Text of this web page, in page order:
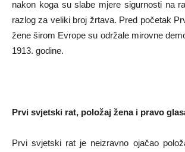
nakon koga su slabe mjere sigurnosti na
razlog za veliki broj žrtava. Pred početak
žene širom Evrope su održale mirovne
1913. godine.
Prvi svjetski rat, položaj žena i pravo
Prvi svjetski rat je neizravno ojačao